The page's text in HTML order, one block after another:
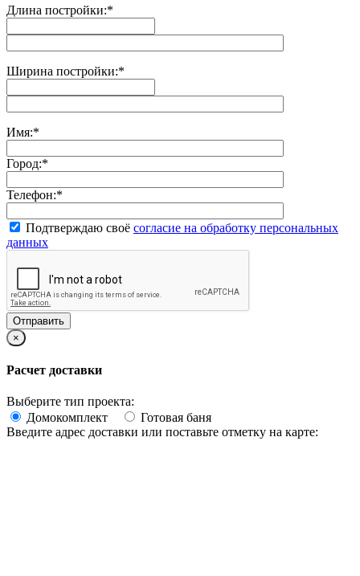
Длина постройки:*
Ширина постройки:*
Имя:*
Город:*
Телефон:*
Подтверждаю своё согласие на обработку персональных
данных
×
Расчет доставки
Выберите тип проекта:
Домокомплект
Готовая баня
Введите адрес доставки или поставьте отметку на карте: